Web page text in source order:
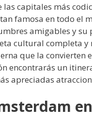
las capitales más
famosa en todo el
amigables y
cultural completa
que la convierten
encontrarás un
apreciadas